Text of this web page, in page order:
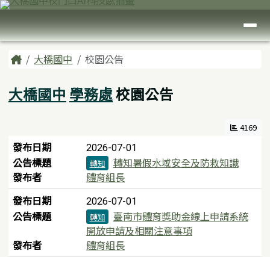
跳至主內容區
臺南市大橋國中
導覽列
主內容區域
Home大橋國中 校園公告
大橋國中 學務處校園公告
4169
新聞列表
發布日期 2026-07-01
公告標題 轉知
轉知暑假水域安全及防救知識
發布者
體育組長
發布日期
2026-07-01
公告標題 轉知
臺南市體育獎助金線上申請系統
開放申請及相關注意事項
發布者
體育組長
頁尾區域